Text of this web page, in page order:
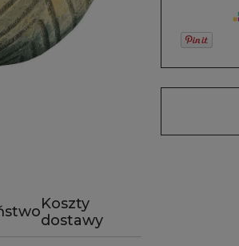
Koszty
dostawy